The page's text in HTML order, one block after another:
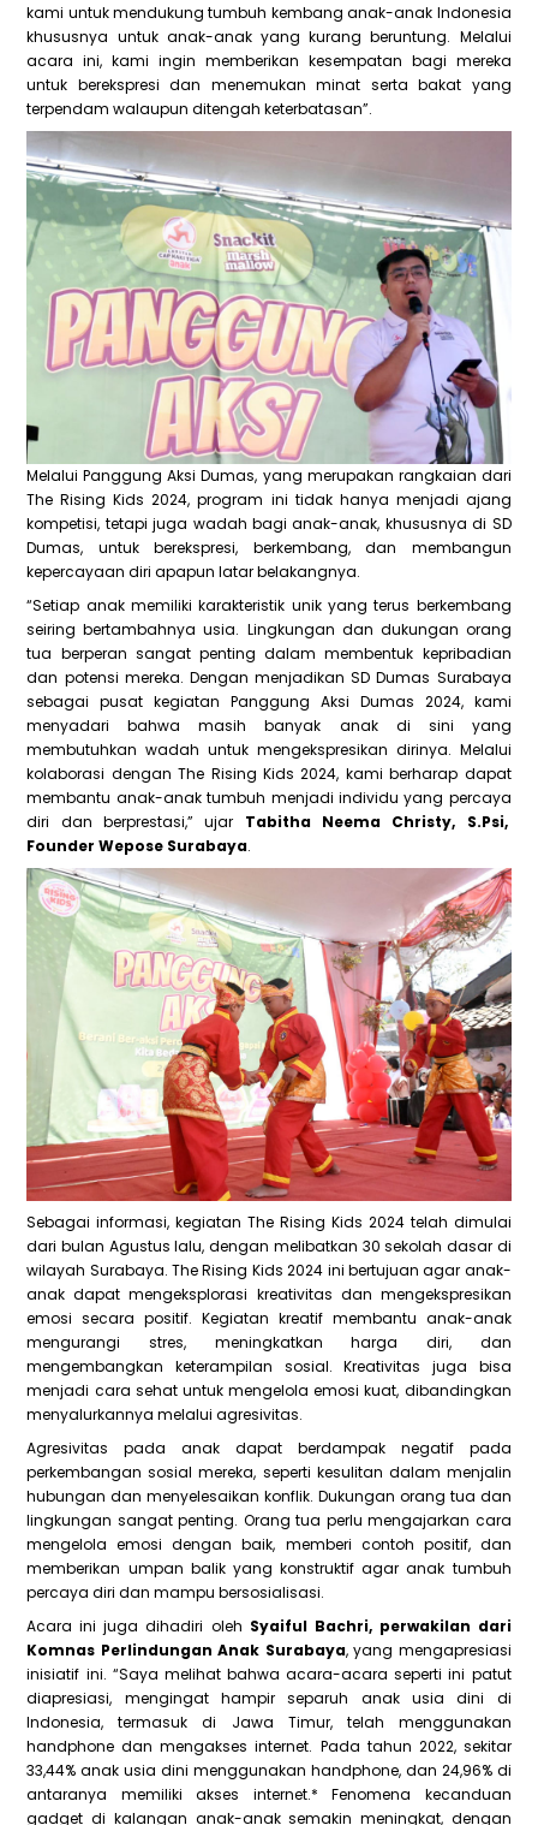
kami untuk mendukung tumbuh kembang anak-anak Indonesia
khususnya untuk anak-anak yang kurang beruntung. Melalui
acara ini, kami ingin memberikan kesempatan bagi mereka
untuk berekspresi dan menemukan minat serta bakat yang
terpendam walaupun ditengah keterbatasan”.
Melalui Panggung Aksi Dumas, yang merupakan rangkaian dari
The Rising Kids 2024, program ini tidak hanya menjadi ajang
kompetisi, tetapi juga wadah bagi anak-anak, khususnya di SD
Dumas, untuk berekspresi, berkembang, dan membangun
kepercayaan diri apapun latar belakangnya.
“Setiap anak memiliki karakteristik unik yang terus berkembang
seiring bertambahnya usia. Lingkungan dan dukungan orang
tua berperan sangat penting dalam membentuk kepribadian
dan potensi mereka. Dengan menjadikan SD Dumas Surabaya
sebagai pusat kegiatan Panggung Aksi Dumas 2024, kami
menyadari bahwa masih banyak anak di sini yang
membutuhkan wadah untuk mengekspresikan dirinya. Melalui
kolaborasi dengan The Rising Kids 2024, kami berharap dapat
membantu anak-anak tumbuh menjadi individu yang percaya
diri dan berprestasi,” ujar Tabitha Neema Christy, S.Psi,
Founder Wepose Surabaya.
Sebagai informasi, kegiatan The Rising Kids 2024 telah dimulai
dari bulan Agustus lalu, dengan melibatkan 30 sekolah dasar di
wilayah Surabaya. The Rising Kids 2024 ini bertujuan agar anak-
anak dapat mengeksplorasi kreativitas dan mengekspresikan
emosi secara positif. Kegiatan kreatif membantu anak-anak
mengurangi stres, meningkatkan harga diri, dan
mengembangkan keterampilan sosial. Kreativitas juga bisa
menjadi cara sehat untuk mengelola emosi kuat, dibandingkan
menyalurkannya melalui agresivitas.
Agresivitas pada anak dapat berdampak negatif pada
perkembangan sosial mereka, seperti kesulitan dalam menjalin
hubungan dan menyelesaikan konflik. Dukungan orang tua dan
lingkungan sangat penting. Orang tua perlu mengajarkan cara
mengelola emosi dengan baik, memberi contoh positif, dan
memberikan umpan balik yang konstruktif agar anak tumbuh
percaya diri dan mampu bersosialisasi.
Acara ini juga dihadiri oleh Syaiful Bachri, perwakilan dari
Komnas Perlindungan Anak Surabaya, yang mengapresiasi
inisiatif ini. “Saya melihat bahwa acara-acara seperti ini patut
diapresiasi, mengingat hampir separuh anak usia dini di
Indonesia, termasuk di Jawa Timur, telah menggunakan
handphone dan mengakses internet. Pada tahun 2022, sekitar
33,44% anak usia dini menggunakan handphone, dan 24,96% di
antaranya memiliki akses internet.* Fenomena kecanduan
gadget di kalangan anak-anak semakin meningkat, dengan